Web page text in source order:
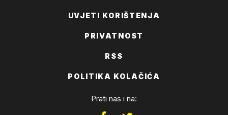
UVJETI KORIŠTENJA
PRIVATNOST
RSS
POLITIKA KOLAČIĆA
Prati nas i na: